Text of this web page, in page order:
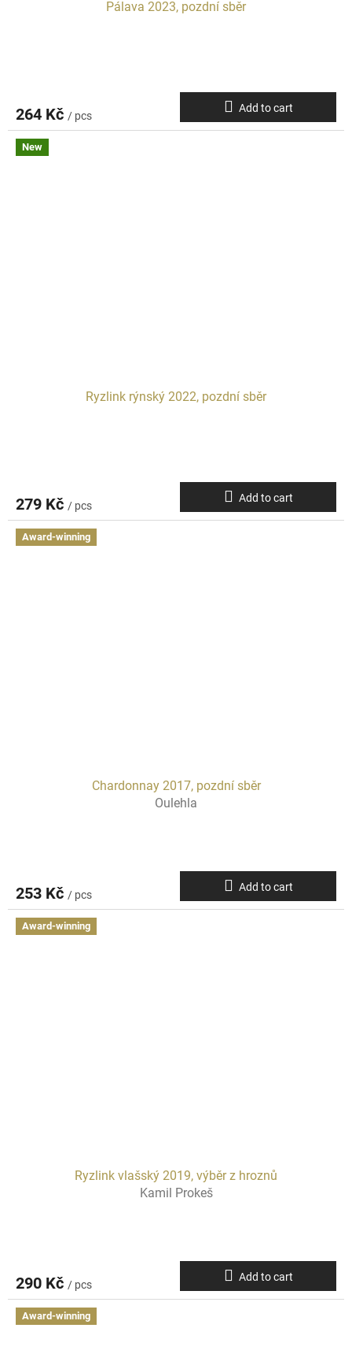
Pálava 2023, pozdní sběr
264 Kč / pcs
Add to cart
New
Ryzlink rýnský 2022, pozdní sběr
279 Kč / pcs
Add to cart
Award-winning
Chardonnay 2017, pozdní sběr
Oulehla
253 Kč / pcs
Add to cart
Award-winning
Ryzlink vlašský 2019, výběr z hroznů
Kamil Prokeš
290 Kč / pcs
Add to cart
Award-winning